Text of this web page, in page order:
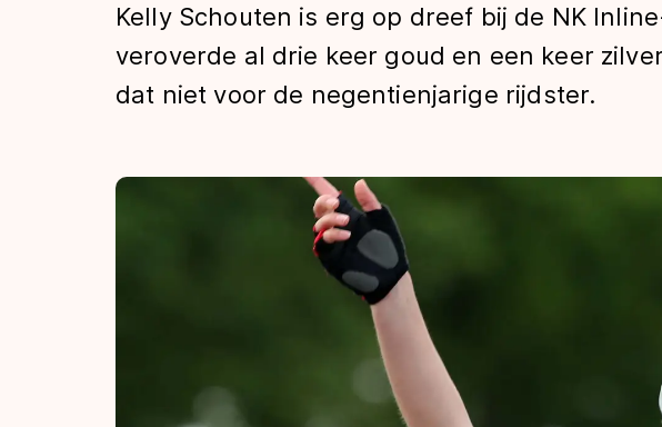
Tijden & historie
De weg op
Schaatsfans
Olympische Spelen
Kelly Schouten is erg op dreef bij de NK
veroverde al drie keer goud en een keer
dat niet voor de negentienjarige rijdster.